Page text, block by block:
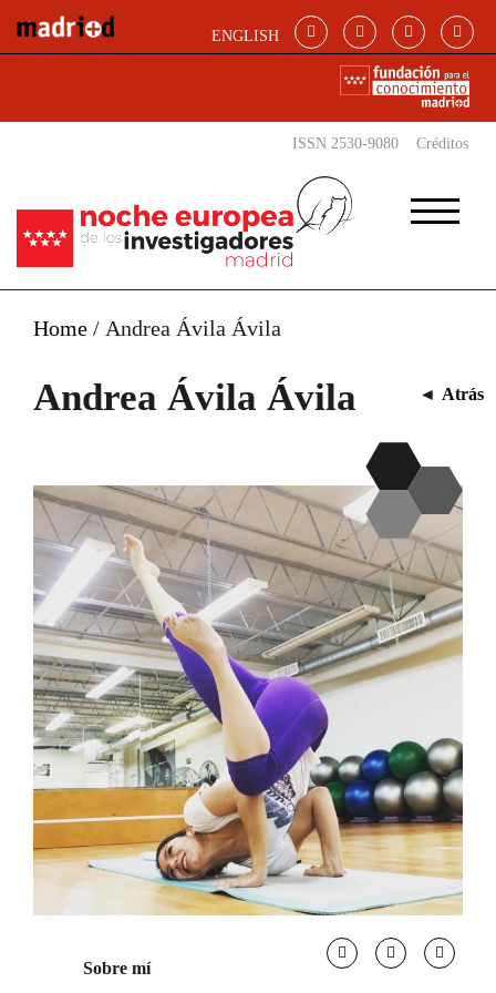
ENGLISH
ISSN 2530-9080 Créditos
Home / Andrea Ávila Ávila
Andrea Ávila Ávila ◄ Atrás
Sobre mí